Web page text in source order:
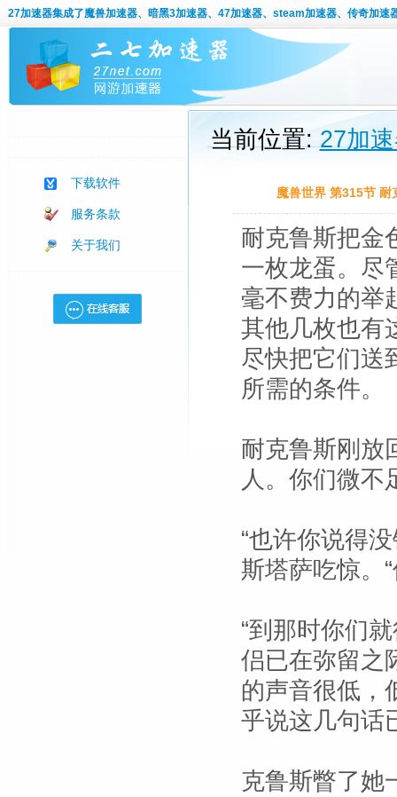
27加速器集成了魔兽加速器、暗黑3加速器、47加速器、steam加速器、传奇加速
下载软件
服务条款
关于我们
当前位置:27加
魔兽世界 第315节 耐
耐克鲁斯把金
一枚龙蛋。尽
毫不费力的举
其他几枚也有
尽快把它们送
所需的条件。
耐克鲁斯刚放
人。你们微不
“也许你说得
斯塔萨吃惊。
“到那时你们
侣已在弥留之
的声音很低，
乎说这几句话
克鲁斯瞥了她